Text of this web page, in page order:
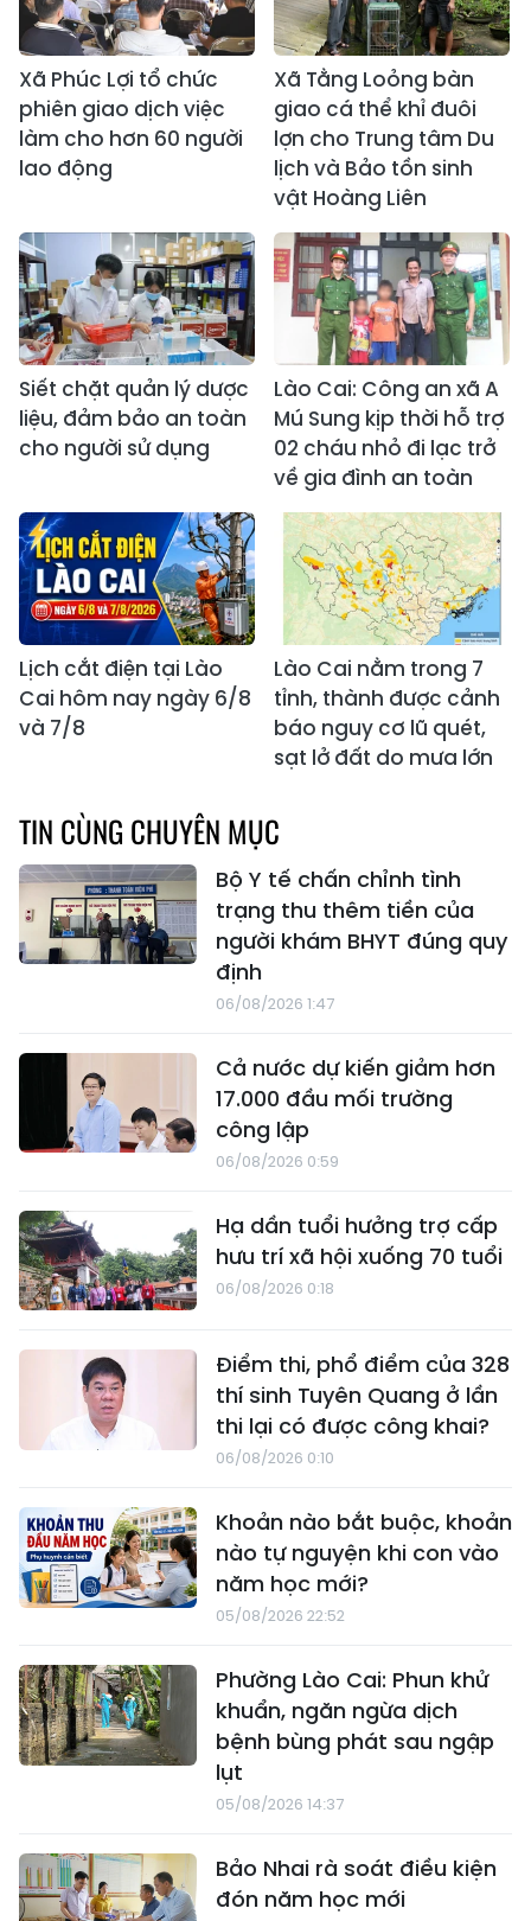
Xã Phúc Lợi tổ chức
phiên giao dịch việc
làm cho hơn 60 người
lao động
Xã Tằng Loỏng bàn
giao cá thể khỉ đuôi
lợn cho Trung tâm Du
lịch và Bảo tồn sinh
vật Hoàng Liên
Siết chặt quản lý dược
liệu, đảm bảo an toàn
cho người sử dụng
Lào Cai: Công an xã A
Mú Sung kịp thời hỗ trợ
02 cháu nhỏ đi lạc trở
về gia đình an toàn
Lịch cắt điện tại Lào
Cai hôm nay ngày 6/8
và 7/8
Lào Cai nằm trong 7
tỉnh, thành được cảnh
báo nguy cơ lũ quét,
sạt lở đất do mưa lớn
TIN CÙNG CHUYÊN MỤC
Bộ Y tế chấn chỉnh tình
trạng thu thêm tiền của
người khám BHYT đúng quy
định
06/08/2026 1:47
Cả nước dự kiến giảm hơn
17.000 đầu mối trường
công lập
06/08/2026 0:59
Hạ dần tuổi hưởng trợ cấp
hưu trí xã hội xuống 70 tuổi
06/08/2026 0:18
Điểm thi, phổ điểm của 328
thí sinh Tuyên Quang ở lần
thi lại có được công khai?
06/08/2026 0:10
Khoản nào bắt buộc, khoản
nào tự nguyện khi con vào
năm học mới?
05/08/2026 22:52
Phường Lào Cai: Phun khử
khuẩn, ngăn ngừa dịch
bệnh bùng phát sau ngập
lụt
05/08/2026 14:37
Bảo Nhai rà soát điều kiện
đón năm học mới